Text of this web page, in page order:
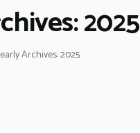
2025
Archives: 2025